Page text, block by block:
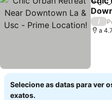
Ver
/
a
Selecione as datas para ver
exatos.